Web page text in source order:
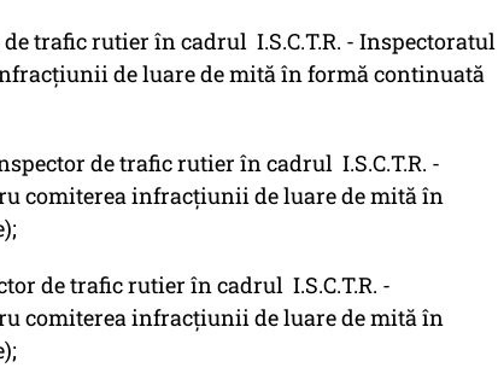
de trafic rutier în cadrul I.S.C.T.R. - Inspectoratul
de luare de mită în formă continuată
de trafic rutier în cadrul I.S.C.T.R. -
comiterea infracțiunii de luare de mită în
de trafic rutier în cadrul I.S.C.T.R. -
comiterea infracțiunii de luare de mită în